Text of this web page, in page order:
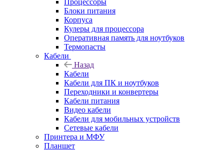
Процессоры
Блоки питания
Корпуса
Кулеры для процессора
Оперативная память для ноутбуков
Термопасты
Кабели
Назад
Кабели
Кабели для ПК и ноутбуков
Переходники и конвертеры
Кабели питания
Видео кабели
Кабели для мобильных устройств
Сетевые кабели
Принтера и МФУ
Планшет